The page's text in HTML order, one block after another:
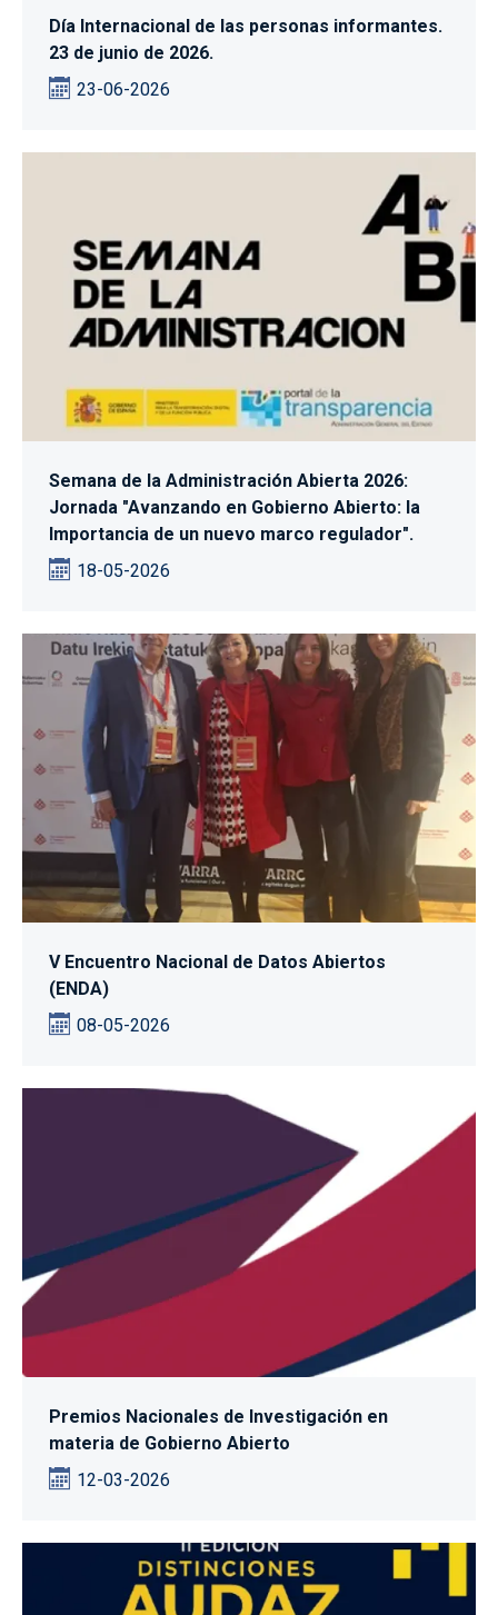
Día Internacional de las personas informantes.
23 de junio de 2026.
23-06-2026
Semana de la Administración Abierta 2026:
Jornada "Avanzando en Gobierno Abierto: la
Importancia de un nuevo marco regulador".
18-05-2026
V Encuentro Nacional de Datos Abiertos
(ENDA)
08-05-2026
Premios Nacionales de Investigación en
materia de Gobierno Abierto
12-03-2026